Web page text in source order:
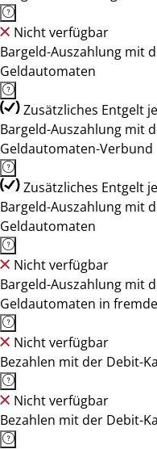
Nicht verfügbar
Bargeld-Auszahlung mit
Geldautomaten
Zusätzliches Entgelt
Bargeld-Auszahlung mit
Geldautomaten-Verbund
Zusätzliches Entgelt
Bargeld-Auszahlung mit
Geldautomaten
Nicht verfügbar
Bargeld-Auszahlung mit
Geldautomaten in
Nicht verfügbar
Bezahlen mit der Debit-
Nicht verfügbar
Bezahlen mit der Debit-